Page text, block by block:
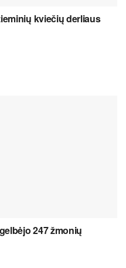
kviečių derliaus
247 žmonių